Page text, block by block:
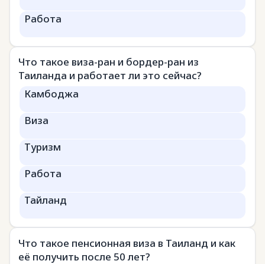
Работа
Что такое виза-ран и бордер-ран из
Таиланда и работает ли это сейчас?
Камбоджа
Виза
Туризм
Работа
Тайланд
Что такое пенсионная виза в Таиланд и как
её получить после 50 лет?